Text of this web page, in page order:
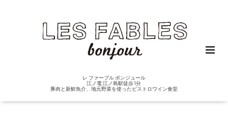
レ ファーブル ボンジュール
江ノ電 江ノ島駅徒歩1分
豚肉と新鮮魚介、地元野菜を使ったビストロワイン食堂